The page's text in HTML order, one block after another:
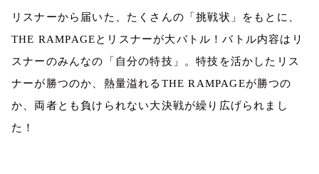
リスナーから届いた、たくさんの「挑戦状」をもとに、
THE RAMPAGEとリスナーが大バトル！バトル内容はリ
スナーのみんなの「自分の特技」。特技を活かしたリス
ナーが勝つのか、熱量溢れる THE RAMPAGEが勝つの
か、両者とも負けられない大決戦が繰り広げられまし
た！